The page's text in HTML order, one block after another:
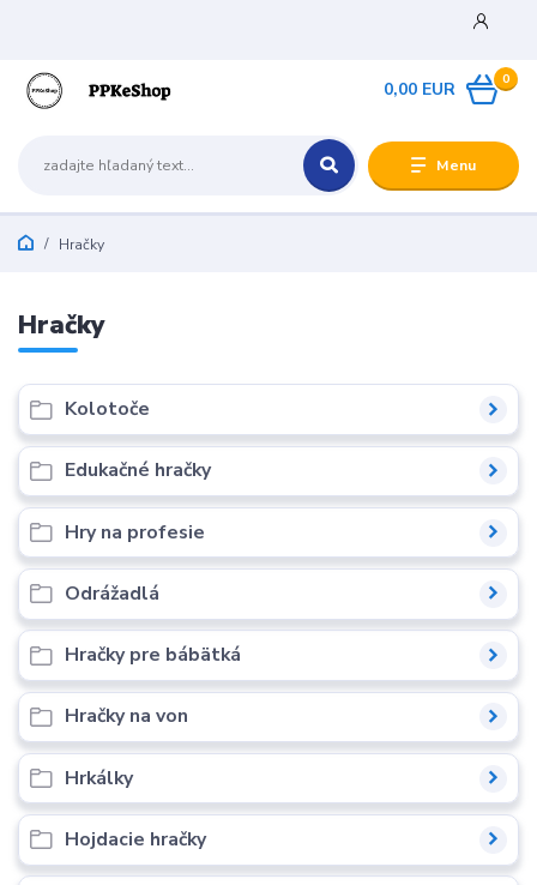
Menu
0
0,00 EUR
Hračky
Hračky
Kolotoče
Edukačné hračky
Hry na profesie
Odrážadlá
Hračky pre bábätká
Hračky na von
Hrkálky
Hojdacie hračky